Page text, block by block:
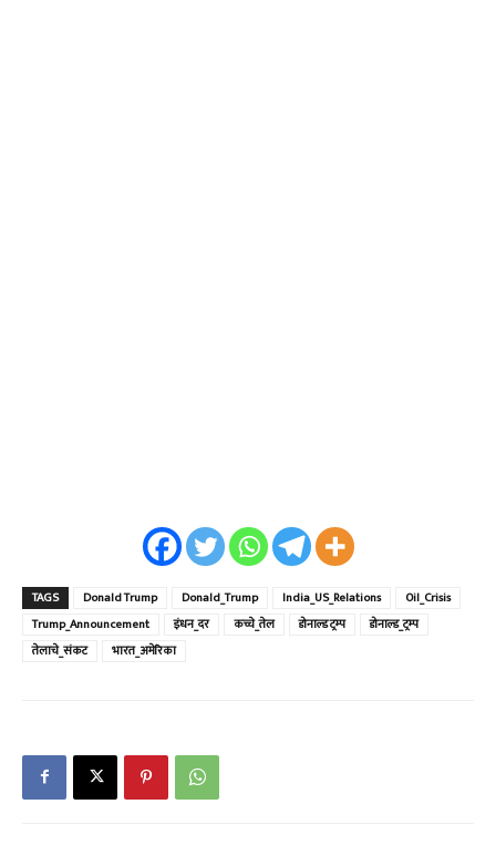
TAGS Donald Trump Donald_Trump India_US_Relations
Oil_Crisis
Trump_Announcement
इंधन_दर कच्चे_तेल डोनाल्ड ट्रम्प
डोनाल्ड_ट्रम्प
तेलाचे_संकट
भारत_अमेरिका